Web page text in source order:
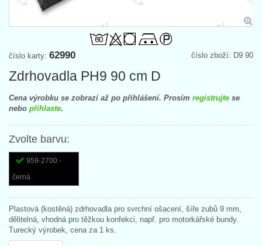
číslo zboží: D9 90
číslo karty: 62990
Zdrhovadla PH9 90 cm D
Cena výrobku se zobrazí až po přihlášení. Prosím registrujte se
nebo přihlaste.
Zvolte barvu:
959-2700 -
černá
Plastová (kostěná) zdrhovadla pro svrchní ošacení, šíře zubů 9 mm,
dělitelná, vhodná pro těžkou konfekci, např. pro motorkářské bundy.
Turecký výrobek, cena za 1 ks.